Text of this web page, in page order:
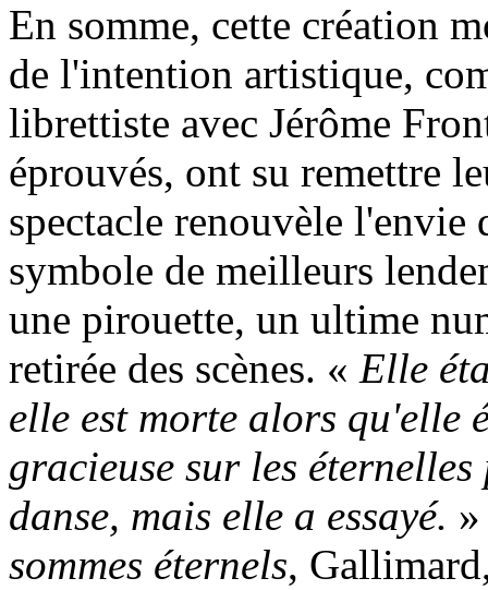
En somme, cette création
de l'intention artistique,
librettiste avec Jérôme
éprouvés, ont su remettre
spectacle renouvèle l'envie
symbole de meilleurs
une pirouette, un ultime
retirée des scènes. « Elle
elle est morte alors qu'elle
gracieuse sur les éternelles
danse, mais elle a essayé.
sommes éternels,